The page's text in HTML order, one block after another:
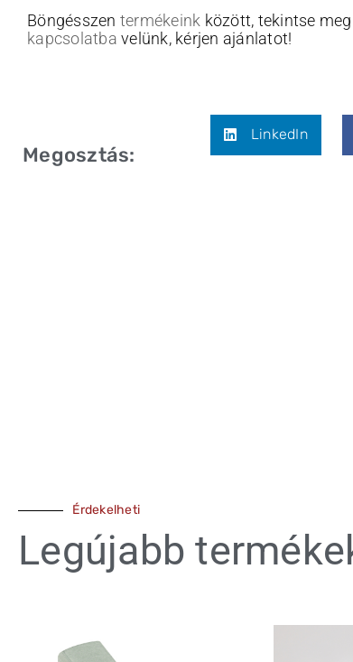
Böngésszen termékeink között, tekintse meg
kapcsolatba velünk, kérjen ajánlatot!
Megosztás:
LinkedIn
Érdekelheti
Legújabb